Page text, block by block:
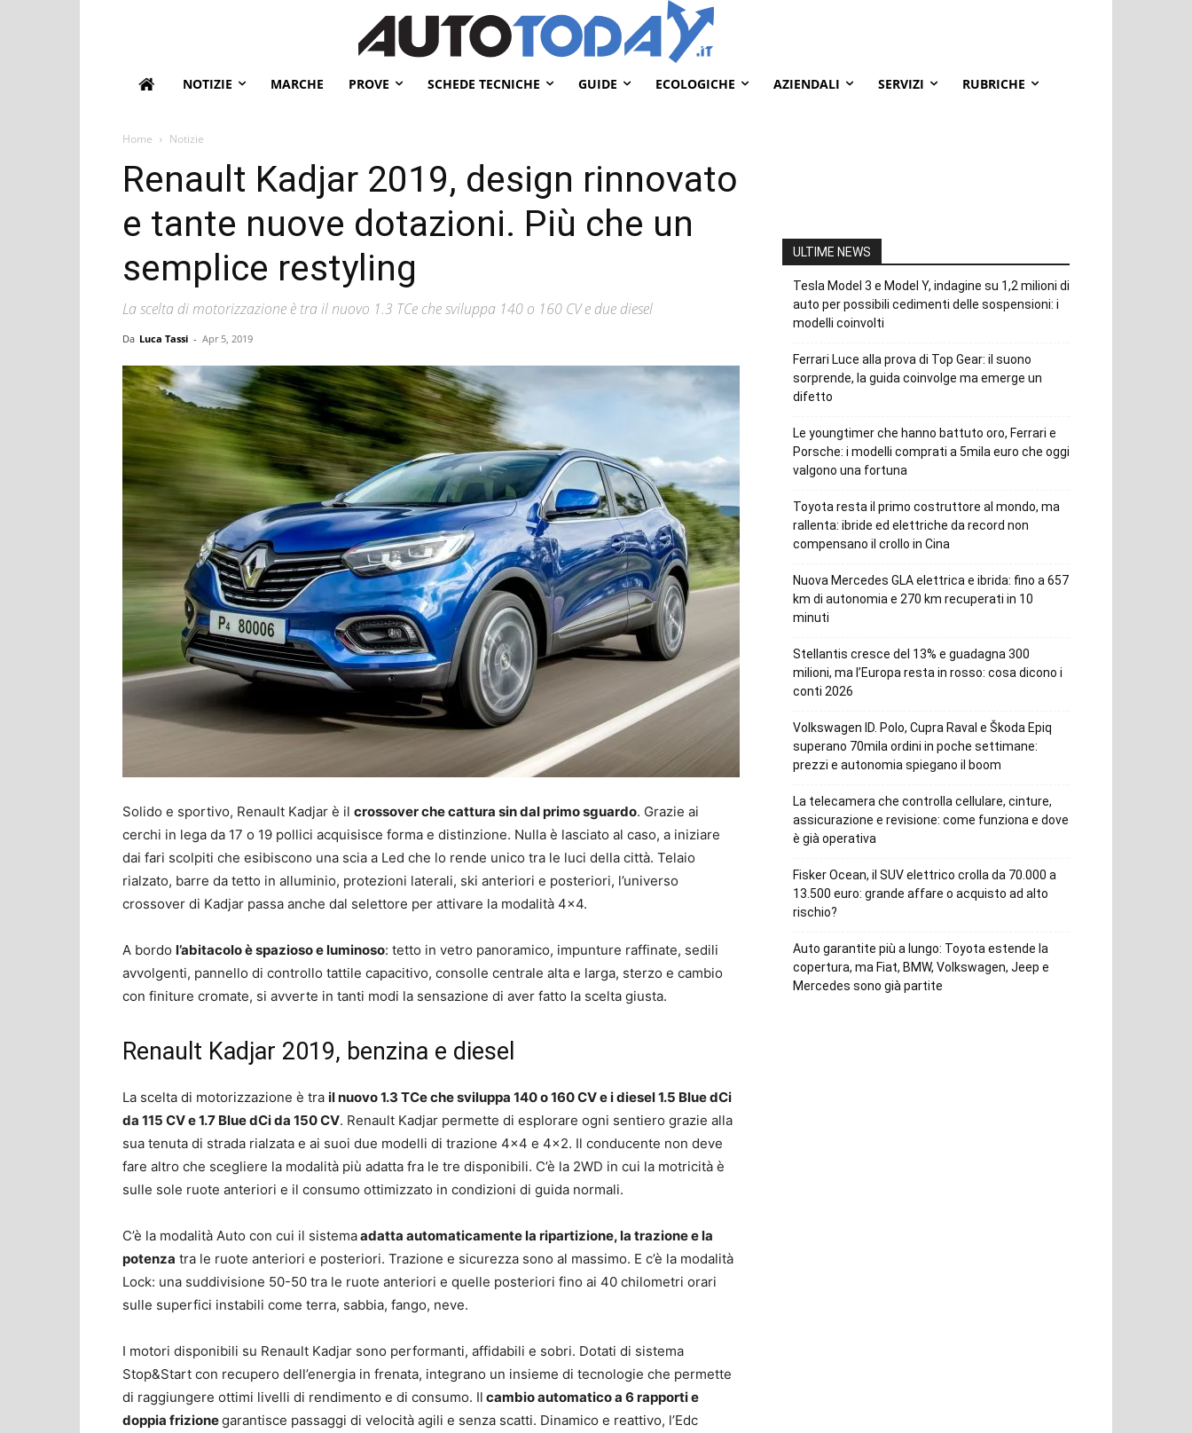
NOTIZIE MARCHE PROVE SCHEDE TECNICHE GUIDE ECOLOGICHE AZIENDALI SERVIZI RUBRICHE
Home Notizie
Renault Kadjar 2019, design rinnovato
e tante nuove dotazioni. Più che un
semplice restyling
La scelta di motorizzazione è tra il nuovo 1.3 TCe che sviluppa 140 o 160 CV e due diesel
Da Luca Tassi - Apr 5, 2019
Solido e sportivo, Renault Kadjar è il crossover che cattura sin dal primo sguardo. Grazie ai
cerchi in lega da 17 o 19 pollici acquisisce forma e distinzione. Nulla è lasciato al caso, a iniziare
dai fari scolpiti che esibiscono una scia a Led che lo rende unico tra le luci della città. Telaio
rialzato, barre da tetto in alluminio, protezioni laterali, ski anteriori e posteriori, l’universo
crossover di Kadjar passa anche dal selettore per attivare la modalità 4×4.
A bordo l’abitacolo è spazioso e luminoso: tetto in vetro panoramico, impunture raffinate, sedili
avvolgenti, pannello di controllo tattile capacitivo, consolle centrale alta e larga, sterzo e cambio
con finiture cromate, si avverte in tanti modi la sensazione di aver fatto la scelta giusta.
Renault Kadjar 2019, benzina e diesel
La scelta di motorizzazione è tra il nuovo 1.3 TCe che sviluppa 140 o 160 CV e i diesel 1.5 Blue dCi
da 115 CV e 1.7 Blue dCi da 150 CV. Renault Kadjar permette di esplorare ogni sentiero grazie alla
sua tenuta di strada rialzata e ai suoi due modelli di trazione 4×4 e 4×2. Il conducente non deve
fare altro che scegliere la modalità più adatta fra le tre disponibili. C’è la 2WD in cui la motricità è
sulle sole ruote anteriori e il consumo ottimizzato in condizioni di guida normali.
C’è la modalità Auto con cui il sistemaadatta automaticamente la ripartizione, la trazione e la
potenza tra le ruote anteriori e posteriori. Trazione e sicurezza sono al massimo. E c’è la modalità
Lock: una suddivisione 50-50 tra le ruote anteriori e quelle posteriori fino ai 40 chilometri orari
sulle superfici instabili come terra, sabbia, fango, neve.
I motori disponibili su Renault Kadjar sono performanti, affidabili e sobri. Dotati di sistema
Stop&Start con recupero dell’energia in frenata, integrano un insieme di tecnologie che permette
di raggiungere ottimi livelli di rendimento e di consumo. Il cambio automatico a 6 rapporti e
doppia frizionegarantisce passaggi di velocità agili e senza scatti. Dinamico e reattivo, l’Edc
ULTIME NEWS
Tesla Model 3 e Model Y, indagine su 1,2 milioni di
auto per possibili cedimenti delle sospensioni: i
modelli coinvolti
Ferrari Luce alla prova di Top Gear: il suono
sorprende, la guida coinvolge ma emerge un
difetto
Le youngtimer che hanno battuto oro, Ferrari e
Porsche: i modelli comprati a 5mila euro che oggi
valgono una fortuna
Toyota resta il primo costruttore al mondo, ma
rallenta: ibride ed elettriche da record non
compensano il crollo in Cina
Nuova Mercedes GLA elettrica e ibrida: fino a 657
km di autonomia e 270 km recuperati in 10
minuti
Stellantis cresce del 13% e guadagna 300
milioni, ma l’Europa resta in rosso: cosa dicono i
conti 2026
Volkswagen ID. Polo, Cupra Raval e Škoda Epiq
superano 70mila ordini in poche settimane:
prezzi e autonomia spiegano il boom
La telecamera che controlla cellulare, cinture,
assicurazione e revisione: come funziona e dove
è già operativa
Fisker Ocean, il SUV elettrico crolla da 70.000 a
13.500 euro: grande affare o acquisto ad alto
rischio?
Auto garantite più a lungo: Toyota estende la
copertura, ma Fiat, BMW, Volkswagen, Jeep e
Mercedes sono già partite